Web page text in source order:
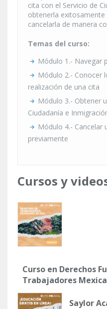
cita con el Servicio de
obtenerla exitosamente
cancelarla de manera
Temas del curso:
Módulo 1.- Navegar
Módulo 2.- Conocer
realización de una cita
Módulo 3.- Obtener
Ciudadanía e
Módulo 4.- Cancelar
previamente
Cursos y
Curso en Derechos
Trabajadores
Unidos
Saylor